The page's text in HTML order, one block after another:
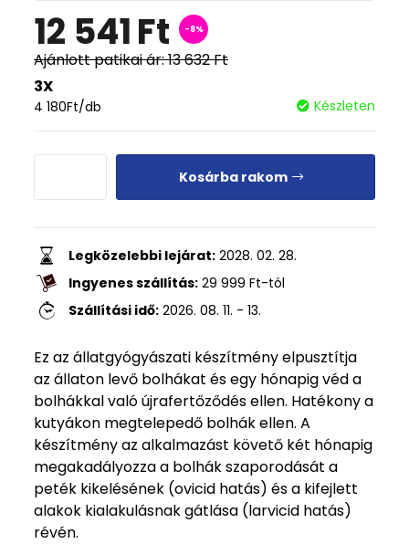
12 541Ft -8%
Ajánlott patikai ár:13 632Ft
3X
4 180Ft/db Készleten
Kosárba rakom
Legközelebbi lejárat: 2028. 02. 28.
Ingyenes szállítás: 29 999 Ft-tól
Szállítási idő: 2026. 08. 11. - 13.
Ez az állatgyógyászati készítmény elpusztítja
az állaton levő bolhákat és egy hónapig véd a
bolhákkal való újrafertőződés ellen. Hatékony a
kutyákon megtelepedő bolhák ellen. A
készítmény az alkalmazást követő két hónapig
megakadályozza a bolhák szaporodását a
peték kikelésének (ovicid hatás) és a kifejlett
alakok kialakulásnak gátlása (larvicid hatás)
révén.